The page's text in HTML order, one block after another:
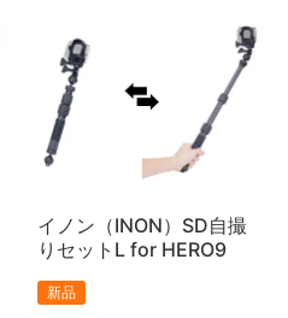
イノン（INON）SD自撮
りセットL for HERO9
新品